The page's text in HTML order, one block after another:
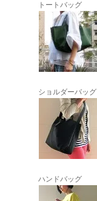
トートバッグ
ショルダーバッグ
ハンドバッグ